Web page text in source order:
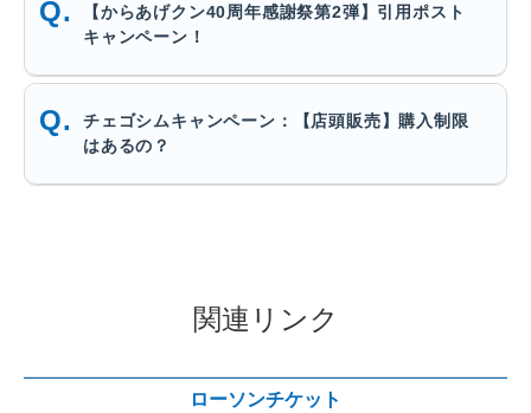
【からあげクン40周年感謝祭第2弾】引用ポスト
キャンペーン！
チェゴシムキャンペーン：【店頭販売】購入制限
はあるの？
関連リンク
ローソンチケット